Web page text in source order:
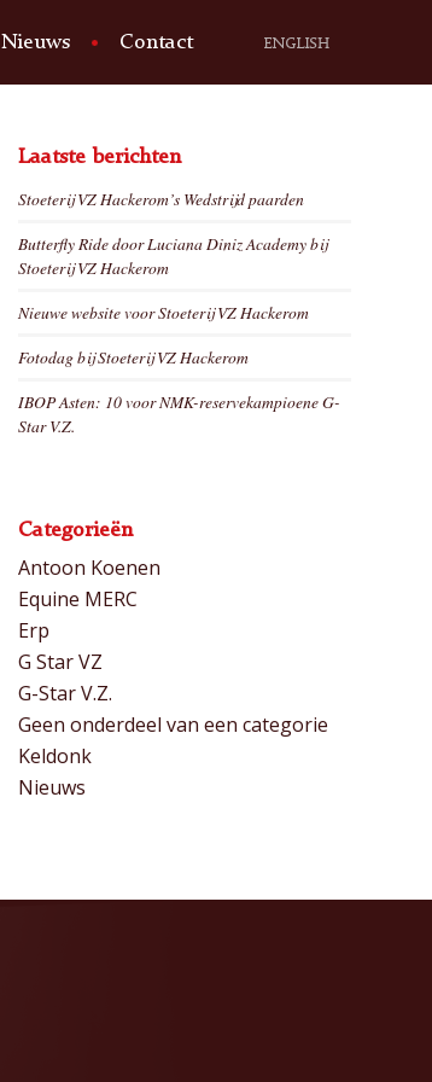
Nieuws Contact ENGLISH
Laatste berichten
Stoeterij VZ Hackerom’s Wedstrijd paarden
Butterfly Ride door Luciana Diniz Academy bij
Stoeterij VZ Hackerom
Nieuwe website voor Stoeterij VZ Hackerom
Fotodag bij Stoeterij VZ Hackerom
IBOP Asten: 10 voor NMK-reservekampioene G-
Star V.Z.
Categorieën
Antoon Koenen
Equine MERC
Erp
G Star VZ
G-Star V.Z.
Geen onderdeel van een categorie
Keldonk
Nieuws